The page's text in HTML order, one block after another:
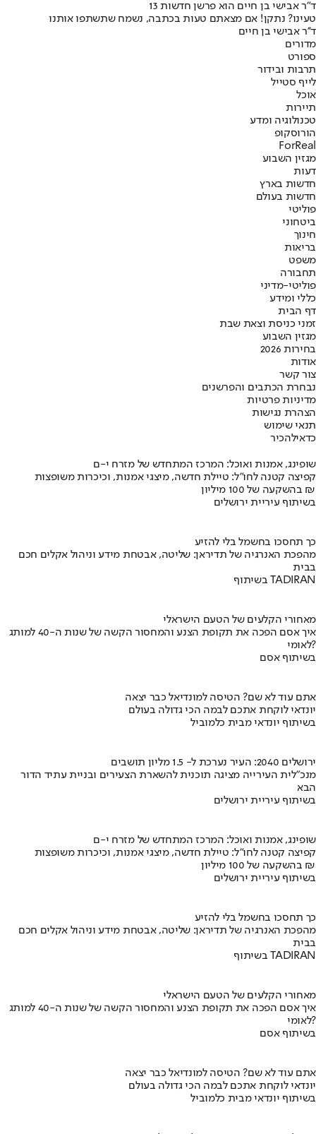
ד"ר אבישי בן חיים הוא פרשן חדשות 13
טעינו? נתקן! אם מצאתם טעות בכתבה, נשמח שתשתפו אותנו
ד''ר אבישי בן חיים
מדורים
ספורט
תרבות ובידור
לייף סטייל
אוכל
תיירות
טכנולוגיה ומדע
הורוסקופ
ForReal
מגזין השבוע
דעות
חדשות בארץ
חדשות בעולם
פוליטי
ביטחוני
חינוך
בריאות
משפט
תחבורה
פוליטי-מדיני
כללי ומידע
דף הבית
זמני כניסת וצאת שבת
מגזין השבוע
בחירות 2026
אודות
צור קשר
נבחרת הכתבים והפרשנים
מדיניות פרטיות
הצהרת נגישות
תנאי שימוש
כדאילהכיר
שופינג, אמנות ואוכל: המרכז המתחדש של מזרח י-ם
קפיצה קטנה לחו"ל: טיילת חדשה, מיצגי אמנות, וכיכרות משופצות
בהשקעה של 100 מיליון ₪
בשיתוף עיריית ירושלים
כך תחסכו בחשמל בלי להזיע
מהפכת האנרגיה של תדיראן: שליטה, אבטחת מידע וניהול אקלים חכם
בבית
בשיתוף TADIRAN
מאחורי הקלעים של הטעם הישראלי
איך אסם הפכה את תקופת הצנע והמחסור הקשה של שנות ה-40 למותג
לאומי?
בשיתוף אסם
אתם עוד לא שם? הטיסה למונדיאל כבר יצאה
יונדאי לוקחת אתכם לבמה הכי גדולה בעולם
בשיתוף יונדאי מבית כלמוביל
ירושלים 2040: העיר נערכת ל- 1.5 מליון תושבים
מנכ"לית העירייה מציגה תוכנית להשארת הצעירים ובניית עתיד הדור
הבא
בשיתוף עיריית ירושלים
שופינג, אמנות ואוכל: המרכז המתחדש של מזרח י-ם
קפיצה קטנה לחו"ל: טיילת חדשה, מיצגי אמנות, וכיכרות משופצות
בהשקעה של 100 מיליון ₪
בשיתוף עיריית ירושלים
כך תחסכו בחשמל בלי להזיע
מהפכת האנרגיה של תדיראן: שליטה, אבטחת מידע וניהול אקלים חכם
בבית
בשיתוף TADIRAN
מאחורי הקלעים של הטעם הישראלי
איך אסם הפכה את תקופת הצנע והמחסור הקשה של שנות ה-40 למותג
לאומי?
בשיתוף אסם
אתם עוד לא שם? הטיסה למונדיאל כבר יצאה
יונדאי לוקחת אתכם לבמה הכי גדולה בעולם
בשיתוף יונדאי מבית כלמוביל